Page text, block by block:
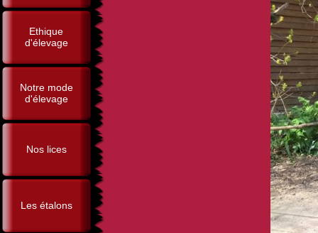
Ethique
d'élevage
Notre mode
d'élevage
Nos lices
Les étalons